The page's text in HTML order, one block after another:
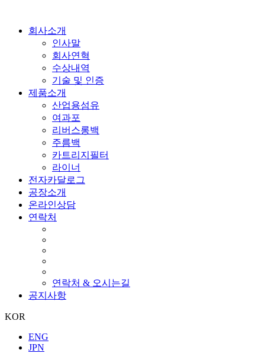
회사소개
인사말
회사연혁
수상내역
기술 및 인증
제품소개
산업용섬유
여과포
리버스롱백
주름백
카트리지필터
라이너
전자카달로그
공장소개
온라인상담
연락처
연락처 & 오시는길
공지사항
KOR
ENG
JPN